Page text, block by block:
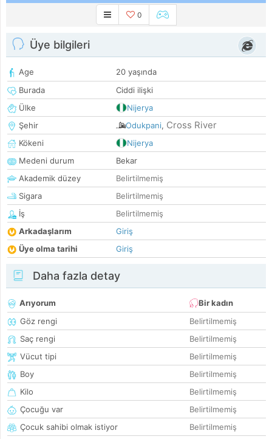
0
Üye bilgileri
Age
20 yaşında
Burada
Ciddi ilişki
Ülke
Nijerya
Şehir
Odukpani, Cross River
Kökeni
Nijerya
Medeni durum
Bekar
Akademik düzey
Belirtilmemiş
Sigara
Belirtilmemiş
İş
Belirtilmemiş
Arkadaşlarım
Giriş
Üye olma tarihi
Giriş
Daha fazla detay
Arıyorum
Bir kadın
Göz rengi
Belirtilmemiş
Saç rengi
Belirtilmemiş
Vücut tipi
Belirtilmemiş
Boy
Belirtilmemiş
Kilo
Belirtilmemiş
Çocuğu var
Belirtilmemiş
Çocuk sahibi olmak istiyor
Belirtilmemiş